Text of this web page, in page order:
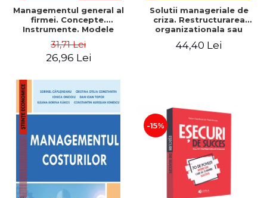
Managementul general al
firmei. Concepte.
Instrumente. Modele
31,71 Lei
26,96 Lei
Solutii manageriale de
criza. Restructurarea
organizationala sau
44,40 Lei
-15%